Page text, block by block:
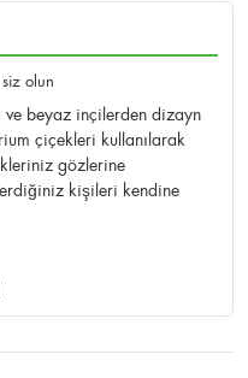
olun
ve beyaz inçilerden dizayn
çiçekleri kullanılarak
gözlerine
kişileri kendine